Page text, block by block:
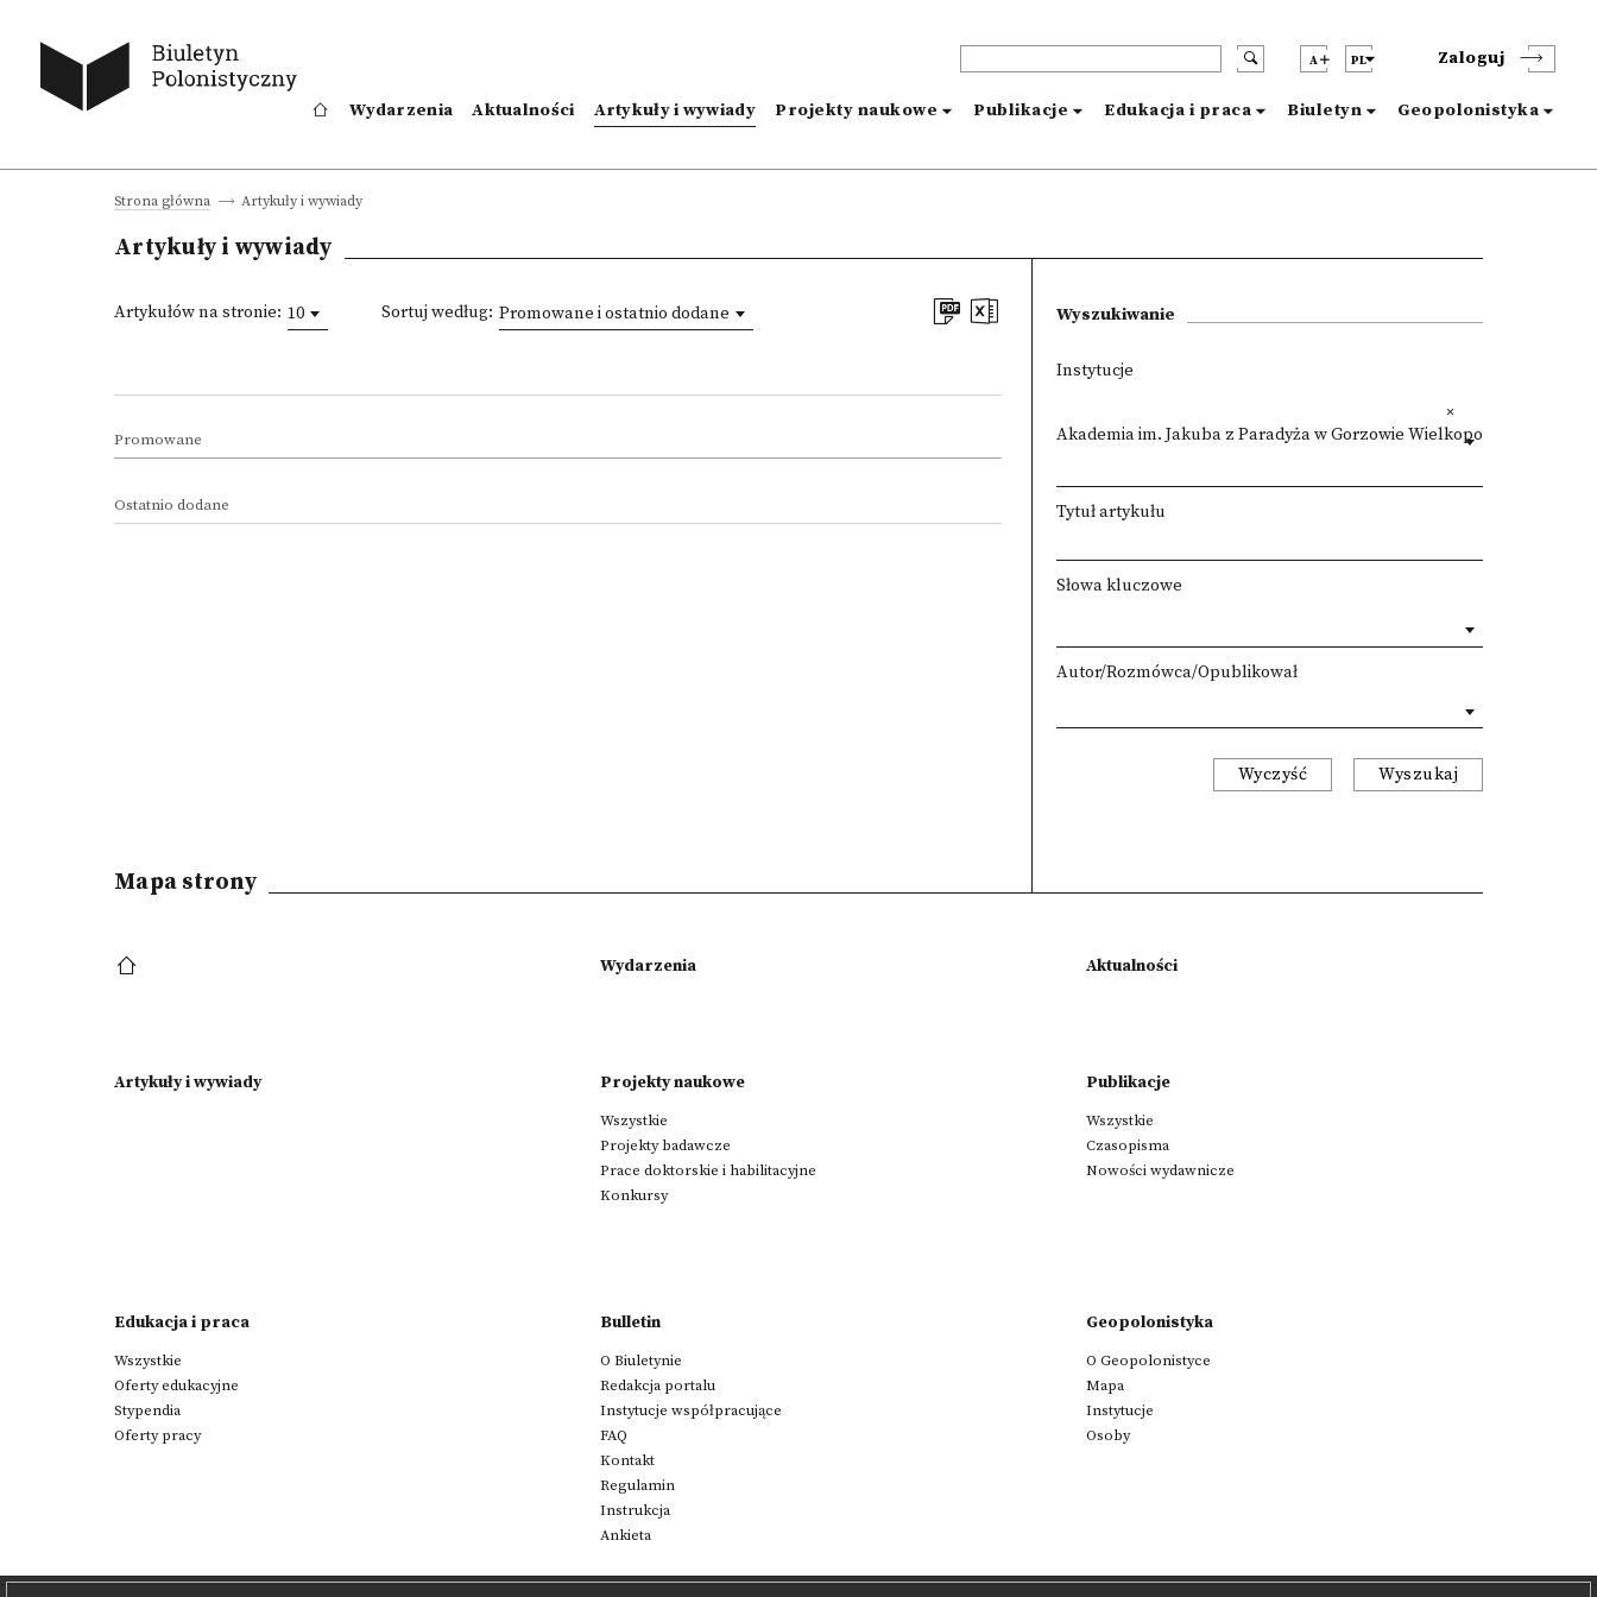
A PL Zaloguj
Wydarzenia Aktualności Artykuły i wywiady Projekty naukowe Publikacje Edukacja i praca Biuletyn Geopolonistyka
Strona główna Artykuły i wywiady
Artykuły i wywiady
Artykułów na stronie: 10 Sortuj według: Promowane i ostatnio dodane
Promowane
Ostatnio dodane
Wyszukiwanie
Instytucje
Akademia im. Jakuba z Paradyża w Gorzowie Wielkopolskim
Tytuł artykułu
Słowa kluczowe
Autor/Rozmówca/Opublikował
Wyczyść Wyszukaj
Mapa strony
Wydarzenia Aktualności
Artykuły i wywiady Projekty naukowe
Wszystkie
Projekty badawcze
Prace doktorskie i habilitacyjne
Konkursy
Publikacje
Wszystkie
Czasopisma
Nowości wydawnicze
Edukacja i praca
Wszystkie
Oferty edukacyjne
Stypendia
Oferty pracy
Bulletin
O Biuletynie
Redakcja portalu
Instytucje współpracujące
FAQ
Kontakt
Regulamin
Instrukcja
Ankieta
Geopolonistyka
O Geopolonistyce
Mapa
Instytucje
Osoby